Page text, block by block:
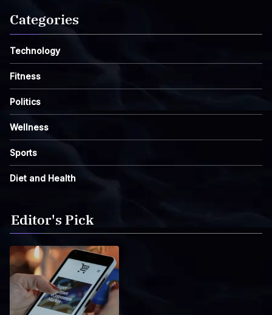
Categories
Technology
Fitness
Politics
Wellness
Sports
Diet and Health
Editor's Pick